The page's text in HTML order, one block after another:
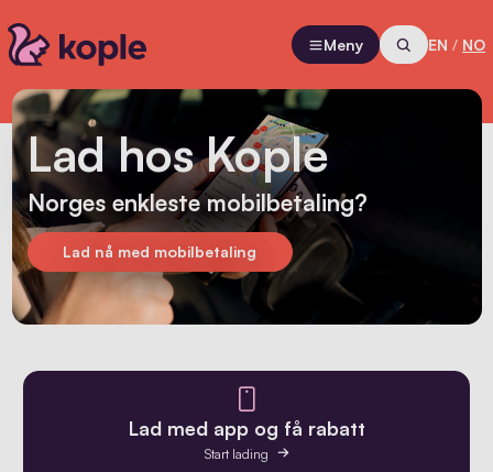
Meny EN / NO
Lad hos Kople
Norges enkleste mobilbetaling?
Lad nå med mobilbetaling
Lad med app og få rabatt
Start lading